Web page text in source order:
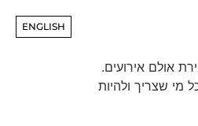
ENGLISH
אולם אירועים.
מי שצריך ולהיות